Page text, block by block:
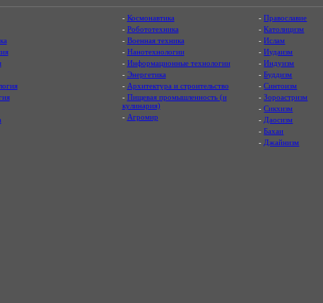
- Космонавтика
- Робототехника
- Военная техника
- Нанотехнологии
- Информационные технологии
- Энергетика
- Архитектура и строительство
- Пищевая промышленность (и
кулинария)
- Агромир
-Православие
-Католицизм
-Ислам
-Иудаизм
-Индуизм
-Буддизм
-Синтоизм
-Зороастризм
-Сикхизм
- Даосизм
-Бахаи
- Джайнизм